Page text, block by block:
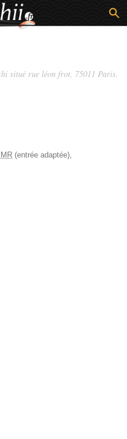
situé rue léon frot, 75011 Paris.
(entrée adaptée),